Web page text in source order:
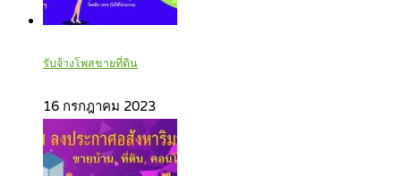
รับจ้างโพสขายที่ดิน
16 กรกฎาคม 2023